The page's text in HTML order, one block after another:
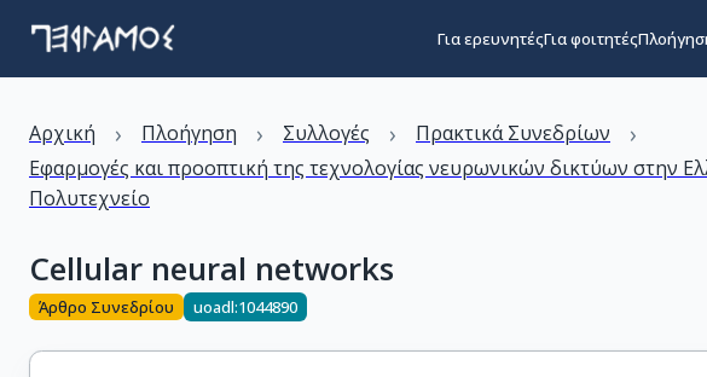
Για ερευνητέςΓια φοιτητές
Αρχική › Πλοήγηση › Συλλογές › Πρακτικά Συνεδρίων ›
Εφαρμογές και προοπτική της τεχνολογίας νευρωνικών δικτύων στην
Πολυτεχνείο
Cellular neural networks
Άρθρο Συνεδρίου uoadl:1044890